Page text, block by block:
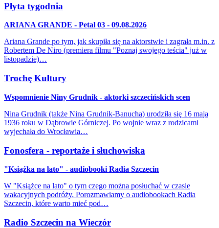
Płyta tygodnia
ARIANA GRANDE - Petal 03 - 09.08.2026
Ariana Grande po tym, jak skupiła się na aktorstwie i zagrała m.in. z
Robertem De Niro (premiera filmu "Poznaj swojego teścia" już w
listopadzie)…
Trochę Kultury
Wspomnienie Niny Grudnik - aktorki szczecińskich scen
Nina Grudnik (także Nina Grudnik-Banucha) urodziła się 16 maja
1936 roku w Dąbrowie Górniczej. Po wojnie wraz z rodzicami
wyjechała do Wrocławia…
Fonosfera - reportaże i słuchowiska
"Książka na lato" - audiobooki Radia Szczecin
W "Książce na lato" o tym czego można posłuchać w czasie
wakacyjnych podróży. Porozmawiamy o audiobookach Radia
Szczecin, które warto mieć pod…
Radio Szczecin na Wieczór